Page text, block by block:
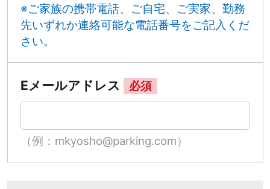
※ご家族の携帯電話、ご自宅、ご実家、勤務
先いずれか連絡可能な電話番号をご記入くだ
さい。
Eメールアドレス 必須
（例：mkyosho@parking.com）